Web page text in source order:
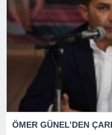
ÖMER GÜNEL’DEN